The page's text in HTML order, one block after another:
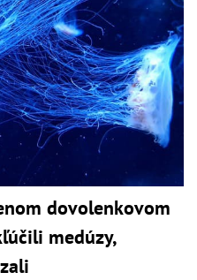
dovolenkovom
medúzy,